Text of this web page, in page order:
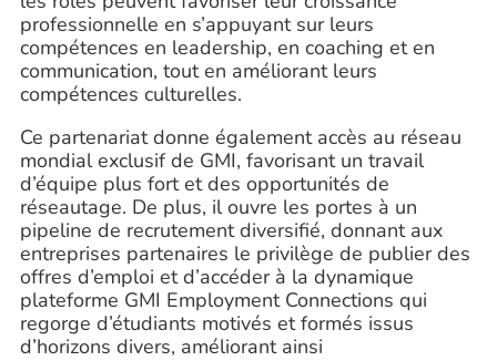
professionnelle en s’appuyant sur leurs
compétences en leadership, en coaching et en
communication, tout en améliorant leurs
compétences culturelles.
Ce partenariat donne également accès au réseau
mondial exclusif de GMI, favorisant un travail
d’équipe plus fort et des opportunités de
réseautage. De plus, il ouvre les portes à un
pipeline de recrutement diversifié, donnant aux
entreprises partenaires le privilège de publier des
offres d’emploi et d’accéder à la dynamique
plateforme GMI Employment Connections qui
regorge d’étudiants motivés et formés issus
d’horizons divers, améliorant ainsi